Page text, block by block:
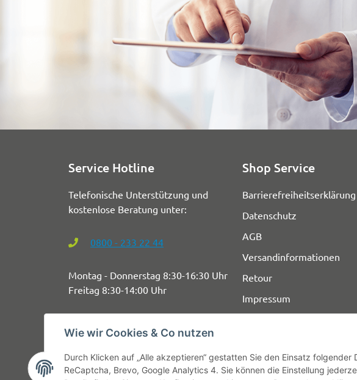
Wie wir Cookies & Co nutzen
Durch Klicken auf „Alle akzeptieren“ gestatten Sie den Einsatz folgender
ReCaptcha, Brevo, Google Analytics 4. Sie können die Einstellung
Service Hotline
Telefonische Unterstützung und
kostenlose Beratung unter:
0800 - 233 22 44
Montag - Donnerstag 8:30-16:30 Uhr
Freitag 8:30-14:00 Uhr
Shop Service
Barrierefreiheitserklärung
Datenschutz
AGB
Versandinformationen
Retour
Impressum